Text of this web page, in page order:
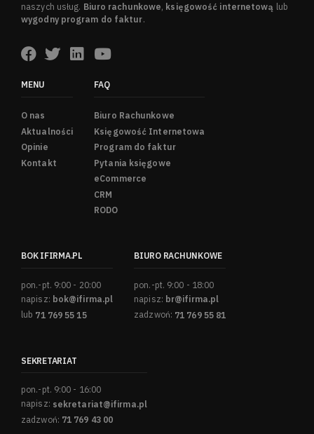
naszych usług. Biuro rachunkowe, księgowość internetową lub
wygodny program do faktur.
MENU
O nas
Aktualności
Opinie
Kontakt
FAQ
Biuro Rachunkowe
Księgowość Internetowa
Program do faktur
Pytania księgowe
eCommerce
CRM
RODO
BOK IFIRMA.PL
pon.-pt. 9:00 - 20:00
napisz: bok@ifirma.pl
lub 71 769 55 15
BIURO RACHUNKOWE
pon.-pt. 9:00 - 18:00
napisz: br@ifirma.pl
zadzwoń: 71 769 55 81
SEKRETARIAT
pon.-pt. 9:00 - 16:00
napisz: sekretariat@ifirma.pl
zadzwoń: 71 769 43 00